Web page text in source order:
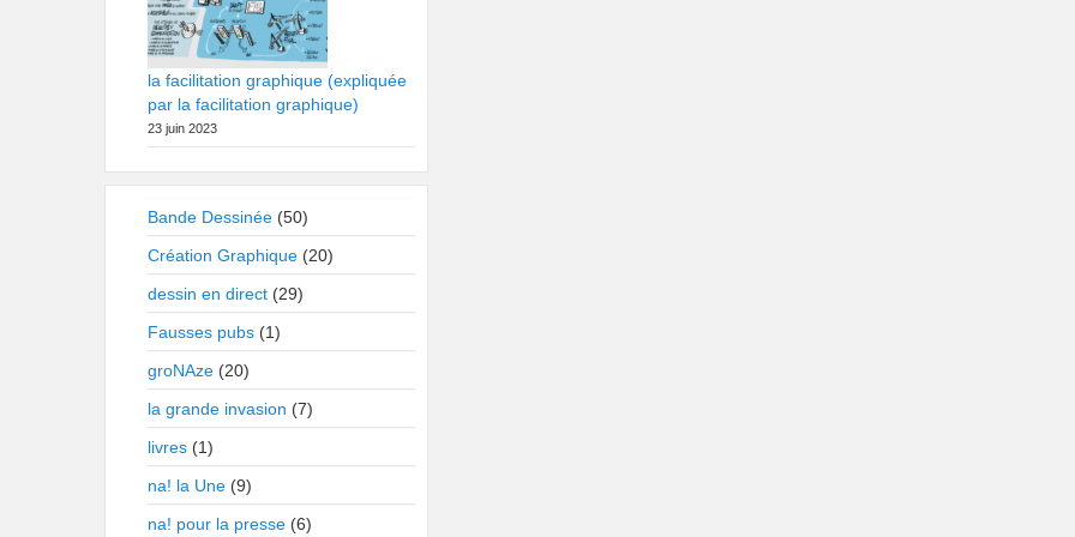
la facilitation graphique (expliquée
par la facilitation graphique)
23 juin 2023
Bande Dessinée (50)
Création Graphique (20)
dessin en direct (29)
Fausses pubs (1)
groNAze (20)
la grande invasion (7)
livres (1)
na! la Une (9)
na! pour la presse (6)